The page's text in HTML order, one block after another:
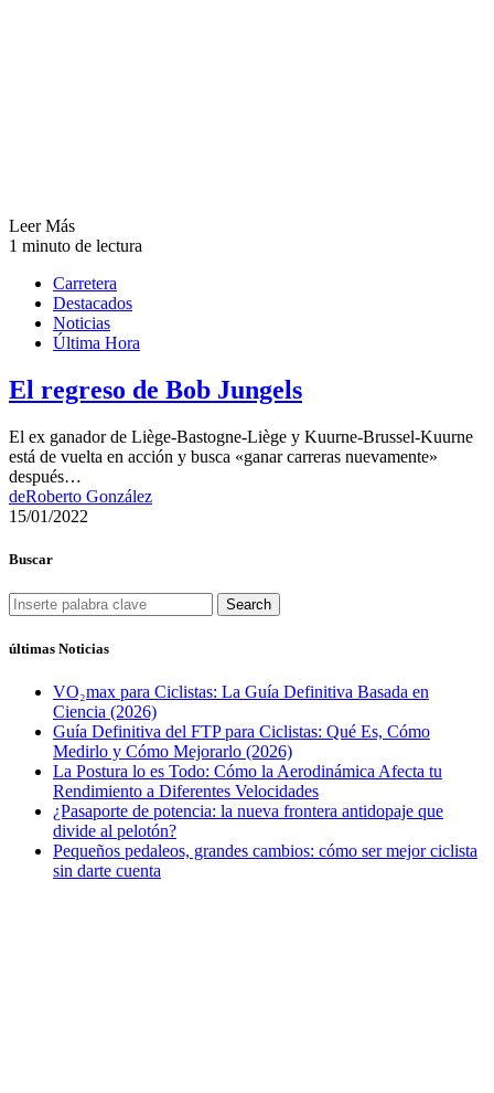
Leer Más
1 minuto de lectura
Carretera
Destacados
Noticias
Última Hora
El regreso de Bob Jungels
El ex ganador de Liège-Bastogne-Liège y Kuurne-Brussel-Kuurne
está de vuelta en acción y busca «ganar carreras nuevamente»
después…
deRoberto González
15/01/2022
Buscar
Search
últimas Noticias
VO₂max para Ciclistas: La Guía Definitiva Basada en
Ciencia (2026)
Guía Definitiva del FTP para Ciclistas: Qué Es, Cómo
Medirlo y Cómo Mejorarlo (2026)
La Postura lo es Todo: Cómo la Aerodinámica Afecta tu
Rendimiento a Diferentes Velocidades
¿Pasaporte de potencia: la nueva frontera antidopaje que
divide al pelotón?
Pequeños pedaleos, grandes cambios: cómo ser mejor ciclista
sin darte cuenta